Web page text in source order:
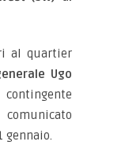
al quartier
Ugo
contingente
gennaio.